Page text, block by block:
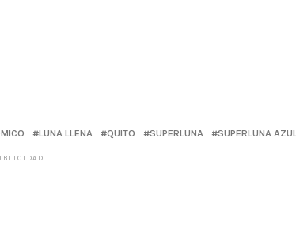
LUNA LLENA QUITO SUPERLUNA SUPERLUNA AZUL